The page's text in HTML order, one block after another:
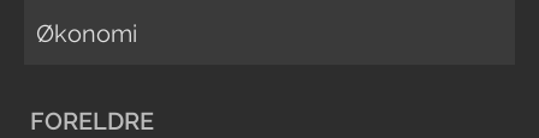
Økonomi
FORELDRE